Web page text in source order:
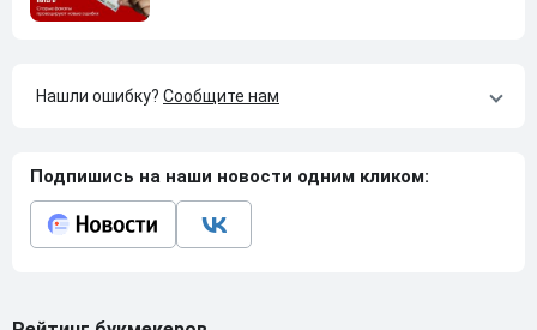
Нашли ошибку? Сообщите нам
Подпишись на наши новости одним кликом: